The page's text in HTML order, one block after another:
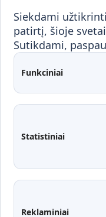
Siekdami
patirtį, šioje
Sutikdami,
Funkciniai
Statistiniai
Reklaminiai
Visuomenei
Mokymai ir
Partnerystės
Kontaktai
Administracija
Fakultetai
Moodle
EDINA